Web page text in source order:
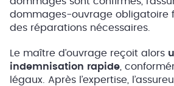
dommages-ouvrage obligatoire
des réparations nécessaires.
Le maître d’ouvrage reçoit alors
indemnisation rapide,
légaux. Après l’expertise,